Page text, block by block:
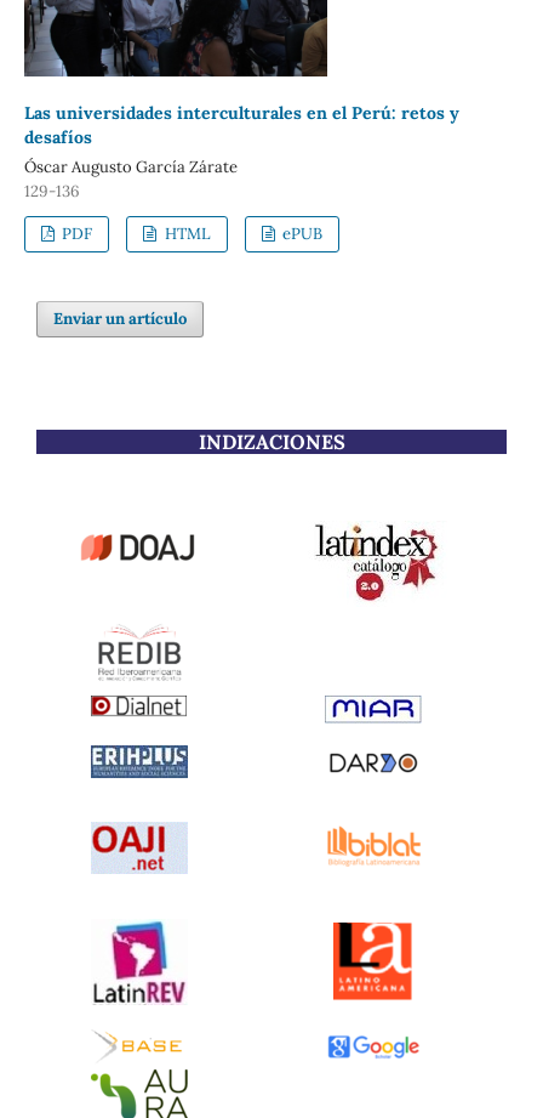
Las universidades interculturales en el Perú: retos y
desafíos
Óscar Augusto García Zárate
129-136
PDF HTML ePUB
Enviar un artículo
INDIZACIONES